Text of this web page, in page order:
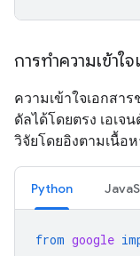
การทำความเข้าใจ
ความเข้าใจเอกสา
ดัลได้โดยตรง เอเจ
วิจัยโดยอิงตามเนื้อ
Python
from google